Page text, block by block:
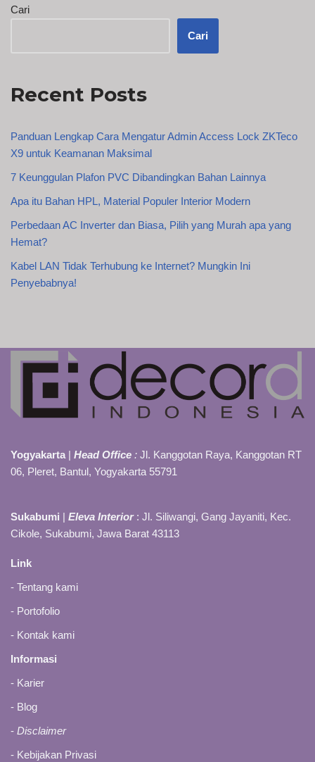
Cari
Cari
Recent Posts
Panduan Lengkap Cara Mengatur Admin Access Lock ZKTeco
X9 untuk Keamanan Maksimal
7 Keunggulan Plafon PVC Dibandingkan Bahan Lainnya
Apa itu Bahan HPL, Material Populer Interior Modern
Perbedaan AC Inverter dan Biasa, Pilih yang Murah apa yang
Hemat?
Kabel LAN Tidak Terhubung ke Internet? Mungkin Ini
Penyebabnya!
Yogyakarta | Head Office : Jl. Kanggotan Raya, Kanggotan RT
06, Pleret, Bantul, Yogyakarta 55791
Sukabumi | Eleva Interior : Jl. Siliwangi, Gang Jayaniti, Kec.
Cikole, Sukabumi, Jawa Barat 43113
Link
- Tentang kami
- Portofolio
- Kontak kami
Informasi
- Karier
- Blog
- Disclaimer
- Kebijakan Privasi